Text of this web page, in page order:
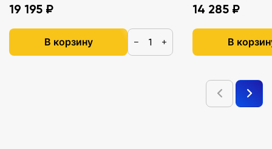
19 195 ₽
В корзину − +
14 285 ₽
В